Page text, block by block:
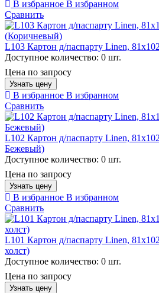
В избранное В избранном
Сравнить
L103 Картон д/паспарту Linen,
Доступное количество: 0 шт.
Цена по запросу
Узнать цену
В избранное В избранном
Сравнить
L102 Картон д/паспарту Linen,
Бежевый)
Доступное количество: 0 шт.
Цена по запросу
Узнать цену
В избранное В избранном
Сравнить
L101 Картон д/паспарту Linen,
холст)
Доступное количество: 0 шт.
Цена по запросу
Узнать цену